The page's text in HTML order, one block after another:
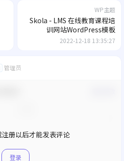
WP主题
Skola - LMS 在线教育课程培
训网站WordPress模板
2022-12-18 13:35:27
管理员
册以后才能发表评论
登录